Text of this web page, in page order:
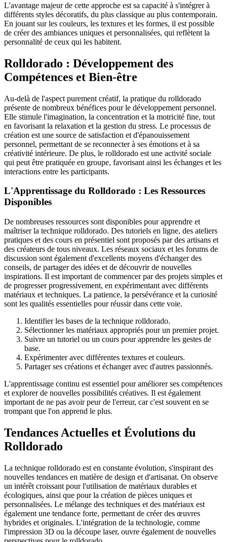
L'avantage majeur de cette approche est sa capacité à s'intégrer à
différents styles décoratifs, du plus classique au plus contemporain.
En jouant sur les couleurs, les textures et les formes, il est possible
de créer des ambiances uniques et personnalisées, qui reflètent la
personnalité de ceux qui les habitent.
Rolldorado : Développement des
Compétences et Bien-être
Au-delà de l'aspect purement créatif, la pratique du rolldorado
présente de nombreux bénéfices pour le développement personnel.
Elle stimule l'imagination, la concentration et la motricité fine, tout
en favorisant la relaxation et la gestion du stress. Le processus de
création est une source de satisfaction et d'épanouissement
personnel, permettant de se reconnecter à ses émotions et à sa
créativité intérieure. De plus, le rolldorado est une activité sociale
qui peut être pratiquée en groupe, favorisant ainsi les échanges et les
interactions entre les participants.
L'Apprentissage du Rolldorado : Les Ressources
Disponibles
De nombreuses ressources sont disponibles pour apprendre et
maîtriser la technique rolldorado. Des tutoriels en ligne, des ateliers
pratiques et des cours en présentiel sont proposés par des artisans et
des créateurs de tous niveaux. Les réseaux sociaux et les forums de
discussion sont également d'excellents moyens d'échanger des
conseils, de partager des idées et de découvrir de nouvelles
inspirations. Il est important de commencer par des projets simples et
de progresser progressivement, en expérimentant avec différents
matériaux et techniques. La patience, la persévérance et la curiosité
sont les qualités essentielles pour réussir dans cette voie.
Identifier les bases de la technique rolldorado.
Sélectionner les matériaux appropriés pour un premier projet.
Suivre un tutoriel ou un cours pour apprendre les gestes de
base.
Expérimenter avec différentes textures et couleurs.
Partager ses créations et échanger avec d'autres passionnés.
L'apprentissage continu est essentiel pour améliorer ses compétences
et explorer de nouvelles possibilités créatives. Il est également
important de ne pas avoir peur de l'erreur, car c'est souvent en se
trompant que l'on apprend le plus.
Tendances Actuelles et Évolutions du
Rolldorado
La technique rolldorado est en constante évolution, s'inspirant des
nouvelles tendances en matière de design et d'artisanat. On observe
un intérêt croissant pour l'utilisation de matériaux durables et
écologiques, ainsi que pour la création de pièces uniques et
personnalisées. Le mélange des techniques et des matériaux est
également une tendance forte, permettant de créer des œuvres
hybrides et originales. L'intégration de la technologie, comme
l'impression 3D ou la découpe laser, ouvre également de nouvelles